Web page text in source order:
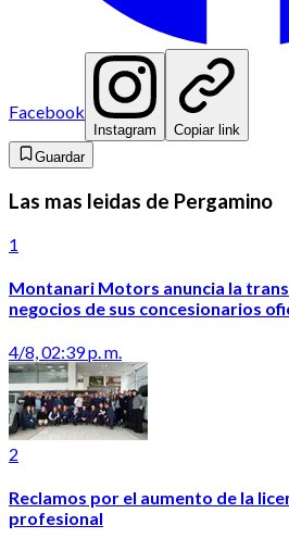
Facebook
Instagram
Copiar link
Guardar
Las mas leidas de Pergamino
1
Montanari Motors anuncia la
negocios de sus concesionarios
4/8, 02:39 p. m.
2
Reclamos por el aumento de la
profesional